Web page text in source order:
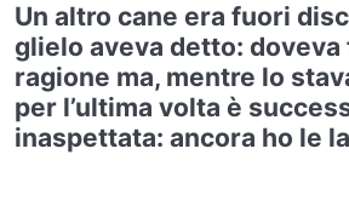
Un altro cane era fuori
glielo aveva detto: doveva
ragione ma, mentre lo
per l’ultima volta è
inaspettata: ancora ho le